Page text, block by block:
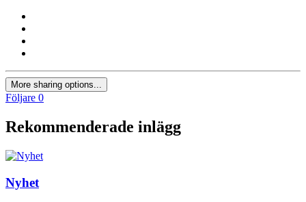
More sharing options...
Följare 0
Rekommenderade inlägg
Nyhet